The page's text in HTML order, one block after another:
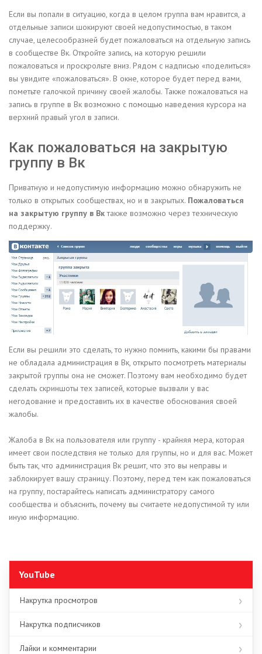
Если вы попали в ситуацию, когда в целом группа вам нравится, а
отдельные записи шокируют своей недопустимостью, в таком
случае, целесообразней будет пожаловаться на отдельную запись
в сообществе Вк. Откройте запись, на которую решили
пожаловаться и проскрольте вниз. Рядом с надписью «поделиться»
вы увидите «пожаловаться». В окне, которое будет перед вами,
пометьте галочкой причину своей жалобы. Также пожаловаться на
запись в группе в Вк возможно с помощью наведения курсора на
верхний правый угол в записи.
Как пожаловаться на закрытую
группу в Вк
Приватную и недопустимую информацию можно обнаружить не
только в открытых сообществах, но и в закрытых. Пожаловаться
на закрытую группу в Вктакже возможно через техническую
поддержку.
Если вы решили это сделать, то нужно помнить, какими бы правами
не обладала администрация в Вк, открыто посмотреть материалы
закрытой группы она не сможет. Поэтому вам необходимо будет
сделать скриншоты тех записей, которые вызвали у вас
негодование и предоставить их в качестве обоснования своей
жалобы.
Жалоба в Вк на пользователя или группу - крайняя мера, которая
имеет свои последствия не только для группы, но и для вас. Может
быть так, что администрация Вк решит, что это вы неправы и
заблокирует вашу страницу. Поэтому, перед тем как пожаловаться
на группу, постарайтесь написать администратору самого
сообщества и объяснить, почему вы считаете недопустимой ту или
иную информацию.
YouTube
Накрутка просмотров
Накрутка подписчиков
Лайки и комментарии